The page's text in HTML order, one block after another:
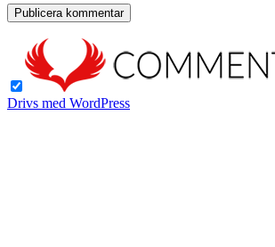
Drivs med WordPress